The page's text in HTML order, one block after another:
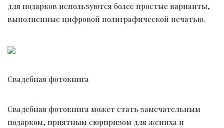
для подарков используются более простые варианты,
выполненные цифровой полиграфической печатью.
Свадебная фотокнига
Свадебная фотокнига может стать замечательным
подарком, приятным сюрпризом для жениха и